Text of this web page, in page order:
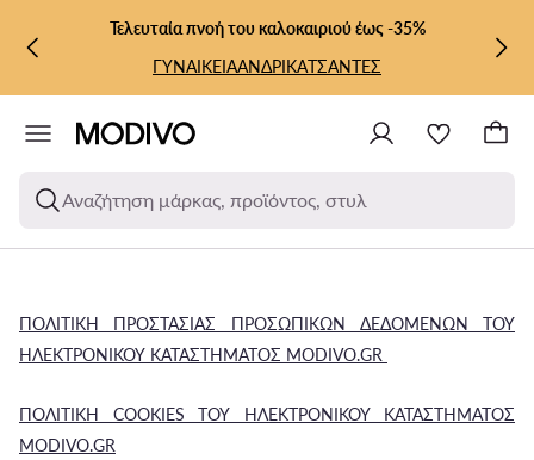
ΜΕΤΆΒΑΣΗ ΣΤΟ ΚΎΡΙΟ ΠΕΡΙΕΧΌΜΕΝΟ
ΜΕΤΆΒΑΣΗ ΣΤΗΝ ΑΝΑΖΉΤΗΣΗ
Τελευταία πνοή του καλοκαιριού έως -35%
ΓΥΝΑΙΚΕΙΑΑΝΔΡΙΚΑΤΣΑΝΤΕΣ
Αναζήτηση μάρκας, προϊόντος, στυλ
ΠΟΛΙΤΙΚΗ ΠΡΟΣΤΑΣΙΑΣ ΠΡΟΣΩΠΙΚΩΝ ΔΕΔΟΜΕΝΩΝ ΤΟΥ
ΗΛΕΚΤΡΟΝΙΚΟΥ ΚΑΤΑΣΤΗΜΑΤΟΣ MODIVO.GR
ΠΟΛΙΤΙΚΗ COOKIES ΤΟΥ ΗΛΕΚΤΡΟΝΙΚΟΥ ΚΑΤΑΣΤΗΜΑΤΟΣ
MODIVO.GR